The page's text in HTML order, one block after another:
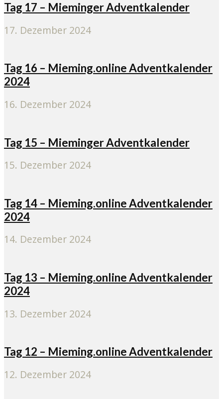
Tag 17 – Mieminger Adventkalender
17. Dezember 2024
Tag 16 – Mieming.online Adventkalender
2024
16. Dezember 2024
Tag 15 – Mieminger Adventkalender
15. Dezember 2024
Tag 14 – Mieming.online Adventkalender
2024
14. Dezember 2024
Tag 13 – Mieming.online Adventkalender
2024
13. Dezember 2024
Tag 12 – Mieming.online Adventkalender
12. Dezember 2024